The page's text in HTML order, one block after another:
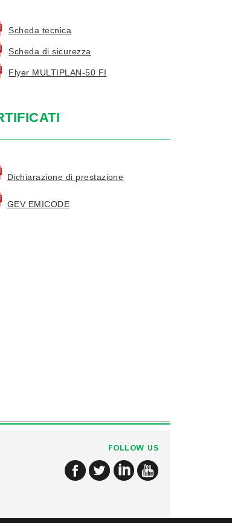
Scheda tecnica
Scheda di sicurezza
Flyer MULTIPLAN-50 FI
Dichiarazione di prestazione
GEV EMICODE
FOLLOW US